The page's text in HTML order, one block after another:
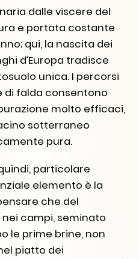
dalle viscere del
e portata costante
qui, la nascita dei
d’Europa tradisce
unica. I percorsi
di falda consentono
molto efficaci,
sotterraneo
pura.
particolare
elemento è la
che del
campi, seminato
le prime brine, non
piatto dei